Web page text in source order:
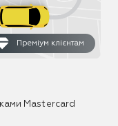
Преміум клієнтам
Mastercard